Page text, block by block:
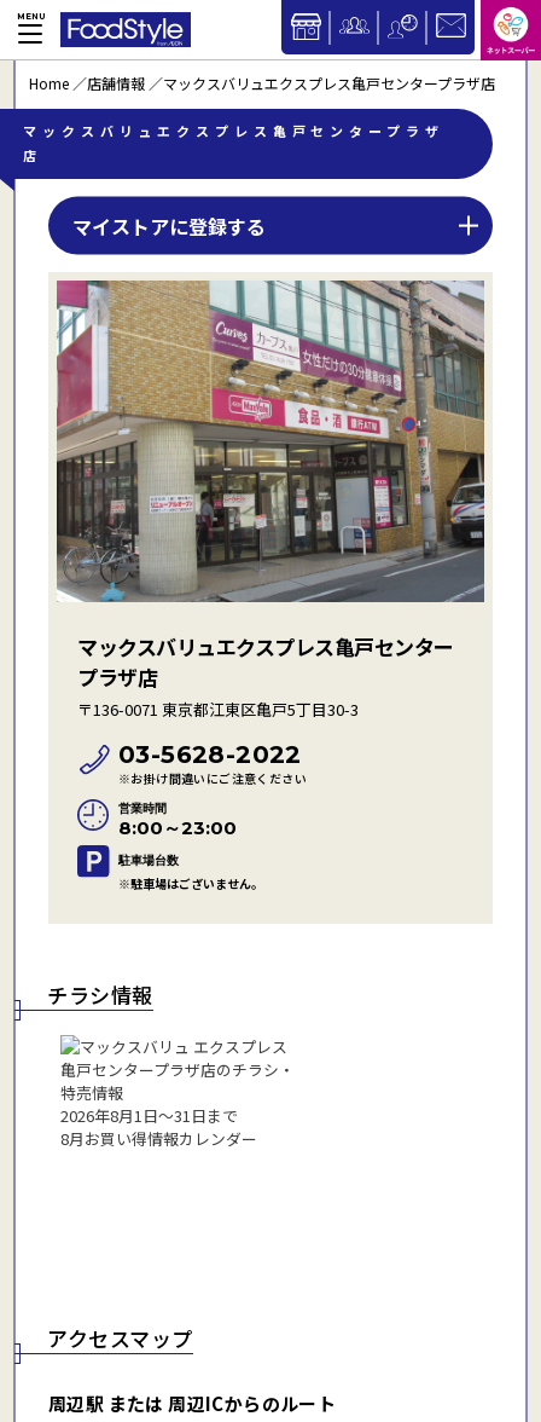
Home 店舗情報 マックスバリュエクスプレス亀戸センタープラザ店
マックスバリュエクスプレス亀戸センタープラザ
店
チラシ情報
2026年8月1日〜31日まで
8月お買い得情報カレンダー
アクセスマップ
周辺駅 または 周辺ICからのルート
マイストアに登録する
マックスバリュエクスプレス亀戸センター
プラザ店
〒136-0071 東京都江東区亀戸5丁目30-3
03-5628-2022
※お掛け間違いにご注意ください
営業時間
8:00～23:00
駐車場台数
※駐車場はございません。